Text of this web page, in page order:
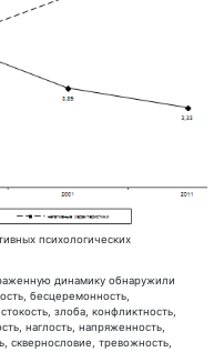
психологических
динамику обнаружили
бесцеремонность,
злоба, конфликтность,
наглость, напряженность,
сквернословие, тревожность,